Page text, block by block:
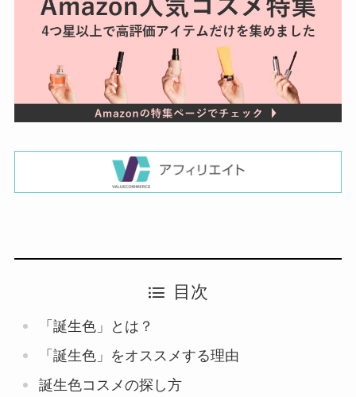
目次
「誕生色」とは？
「誕生色」をオススメする理由
誕生色コスメの探し方